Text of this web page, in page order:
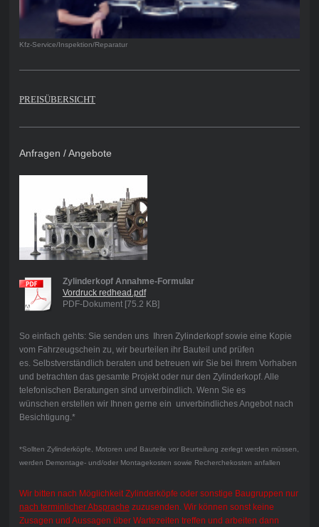
Kfz-Service/Inspektion/Reparatur
PREISÜBERSICHT
Anfragen / Angebote
Zylinderkopf Annahme-Formular
Vordruck redhead.pdf
PDF-Dokument [75.2 KB]
So einfach gehts: Sie senden uns Ihren Zylinderkopf sowie eine Kopie
vom Fahrzeugschein zu, wir beurteilen ihr Bauteil und prüfen
es. Selbstverständlich beraten und betreuen wir Sie bei Ihrem Vorhaben
und betrachten das gesamte Projekt oder nur den Zylinderkopf. Alle
telefonischen Beratungen sind unverbindlich. Wenn Sie es
wünschen erstellen wir Ihnen gerne ein unverbindliches Angebot nach
Besichtigung.*
*Sollten Zylinderköpfe, Motoren und Bauteile vor Beurteilung zerlegt werden müssen,
werden Demontage- und/oder Montagekosten sowie Recherchekosten anfallen
Wir bitten nach Möglichkeit Zylinderköpfe oder sonstige Baugruppen nur
nach terminlicher Absprache zuzusenden. Wir können sonst keine
Zusagen und Aussagen über Wartezeiten treffen und arbeiten dann